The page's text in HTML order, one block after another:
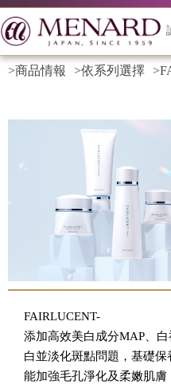
>商品情報 >依系列選擇
FAIRLUCENT-
添加高效美白成分MAP、
白並淡化斑點問題，基礎保
能加強毛孔淨化及柔嫩肌